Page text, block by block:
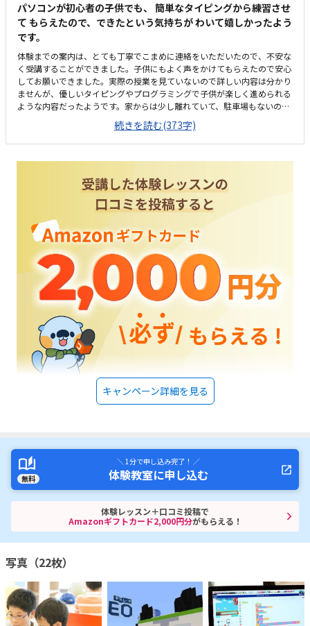
パソコンが初心者の子供でも、 簡単なタイピングから練習させ
て もらえたので、できたという気持ちが わいて嬉しかったよう
です。
体験までの案内は、とても丁寧でこまめに連絡をいただいたので、不安な
く受講することができました。子供にもよく声をかけてもらえたので安心
してお願いできました。実際の授業を見ていないので詳しい内容は分かり
ませんが、優しいタイピングやプログラミングで子供が楽しく進められる
ような内容だったようです。家からは少し離れていて、駐車場もないので
送り迎えには少し不便でした。子供がひとりでバスで通えるようになれば
通いやすいと思いました。明るくきれいで、落ち着く雰囲気の教室でし
た。初日の子は前の席に座れるようにしてくださったようで、先生に質問
す。先生方の雰囲気がよかったです。子供も話しかけやすかったようで緊
張せず体験できました。
続きを読む(373字)
キャンペーン詳細を見る
無料
＼ 1分で申し込み完了！ ／
体験教室に申し込む
体験レッスン＋口コミ投稿で
Amazonギフトカード2,000円分がもらえる！
写真（22枚）